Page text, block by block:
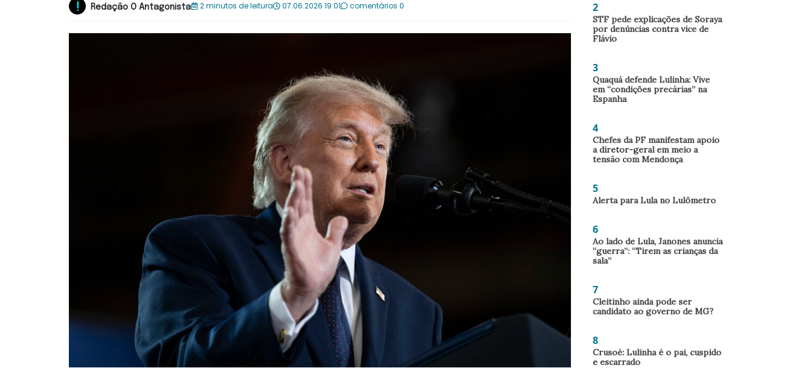
Redação O Antagonista 2 minutos de leitura 07.06.2026 19:01 comentários 0 2
STF pede explicações de Soraya
por denúncias contra vice de
Flávio
3
Quaquá defende Lulinha: Vive
em “condições precárias” na
Espanha
4
Chefes da PF manifestam apoio
a diretor-geral em meio a
tensão com Mendonça
5
Alerta para Lula no Lulômetro
6
Ao lado de Lula, Janones anuncia
“guerra”: “Tirem as crianças da
sala”
7
Cleitinho ainda pode ser
candidato ao governo de MG?
8
Crusoé: Lulinha é o pai, cuspido
e escarrado